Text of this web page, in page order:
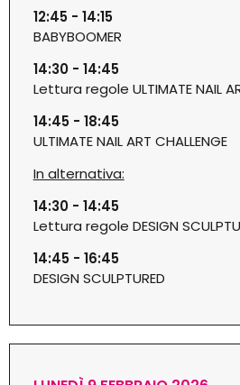
12:45 - 14:15
BABYBOOMER
14:30 - 14:45
Lettura regole ULTIMATE NAIL
14:45 - 18:45
ULTIMATE NAIL ART CHALLENGE
In alternativa:
14:30 - 14:45
Lettura regole DESIGN
14:45 - 16:45
DESIGN SCULPTURED